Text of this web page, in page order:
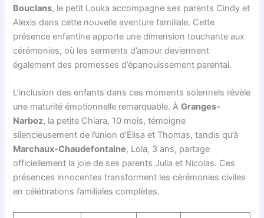
Bouclans, le petit Louka accompagne ses parents Cindy et
Alexis dans cette nouvelle aventure familiale. Cette
présence enfantine apporte une dimension touchante aux
cérémonies, où les serments d’amour deviennent
également des promesses d’épanouissement parental.
L’inclusion des enfants dans ces moments solennels révèle
une maturité émotionnelle remarquable. ÀGranges-
Narboz, la petite Chiara, 10 mois, témoigne
silencieusement de l’union d’Élisa et Thomas, tandis qu’à
Marchaux-Chaudefontaine, Lola, 3 ans, partage
officiellement la joie de ses parents Julia et Nicolas. Ces
présences innocentes transforment les cérémonies civiles
en célébrations familiales complètes.